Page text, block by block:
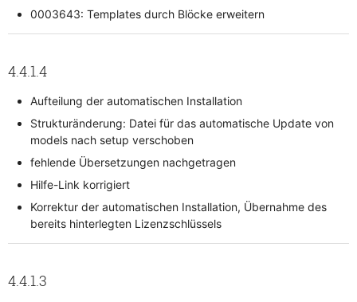
0003643: Templates durch Blöcke erweitern
4.4.1.4
Aufteilung der automatischen Installation
Strukturänderung: Datei für das automatische Update von
models nach setup verschoben
fehlende Übersetzungen nachgetragen
Hilfe-Link korrigiert
Korrektur der automatischen Installation, Übernahme des
bereits hinterlegten Lizenzschlüssels
4.4.1.3